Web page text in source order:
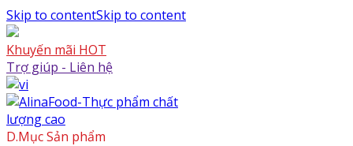
Skip to contentSkip to content
Khuyến mãi HOT
Trợ giúp - Liên hệ
D.Mục Sản phẩm